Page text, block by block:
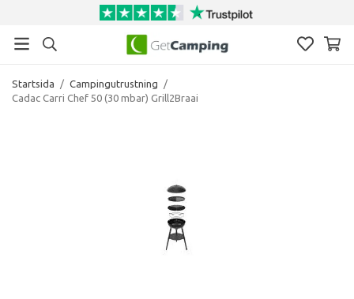
Startsida / Campingutrustning
/
Cadac Carri Chef 50 (30 mbar) Grill2Braai